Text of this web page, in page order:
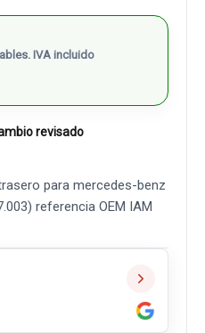
IVA incluido
revisado
para mercedes-benz
referencia OEM IAM